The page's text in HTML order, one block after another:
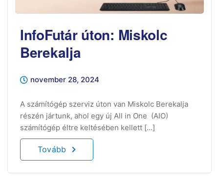
InfoFutár úton: Miskolc
Berekalja
november 28, 2024
A számítógép szerviz úton van Miskolc Berekalja
részén jártunk, ahol egy új All in One (AIO)
számítógép éltre keltésében kellett [...]
Tovább